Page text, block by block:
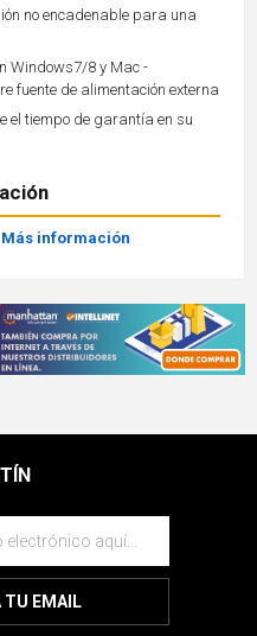
no encadenable para una
Windows7/8 y Mac -
fuente de alimentación externa
el tiempo de garantía en su
Más información
TU EMAIL